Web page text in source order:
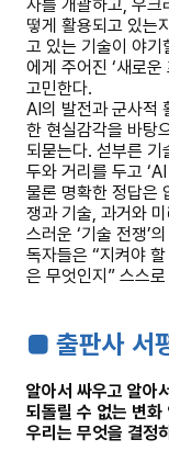
사를 개괄하고, 우크
떻게 활용되고 있는
고 있는 기술이 야기
에게 주어진 ‘새로
고민한다.
AI의 발전과 군사적
한 현실감각을 바탕
되묻는다. 섣부른 기
두와 거리를 두고
물론 명확한 정답은
쟁과 기술, 과거와
스러운 ‘기술 전쟁’
독자들은 “지켜야
은 무엇인지” 스스
■ 출판사 서
알아서 싸우고 알아
되돌릴 수 없는 변화
우리는 무엇을 결정